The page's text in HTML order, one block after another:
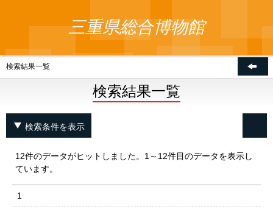
三重県総合博物館
検索結果一覧
検索結果一覧
検索条件を表示
12件のデータがヒットしました。1～12件目のデータを表示し
ています。
1